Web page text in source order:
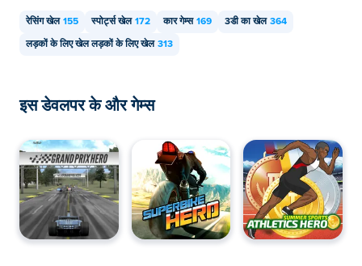
रेसिंग खेल 155 स्पोर्ट्स खेल 172 कार गेम्स 169 3डी का खेल 364
लड़कों के लिए खेल लड़कों के लिए खेल 313
इस डेवलपर के और गेम्स